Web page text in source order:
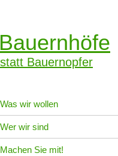
statt Bauernopfer
Was wir wollen
Wer wir sind
Machen Sie mit!